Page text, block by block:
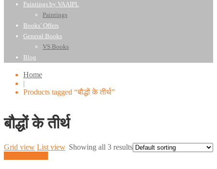
Paintings by VAAIPL
Paintings
Books’ Offers
General Books
VS Books
Blog
Home
|
Products tagged “बौद्धों के तीर्थ”
बौद्धों के तीर्थ
Grid view List view Showing all 3 results